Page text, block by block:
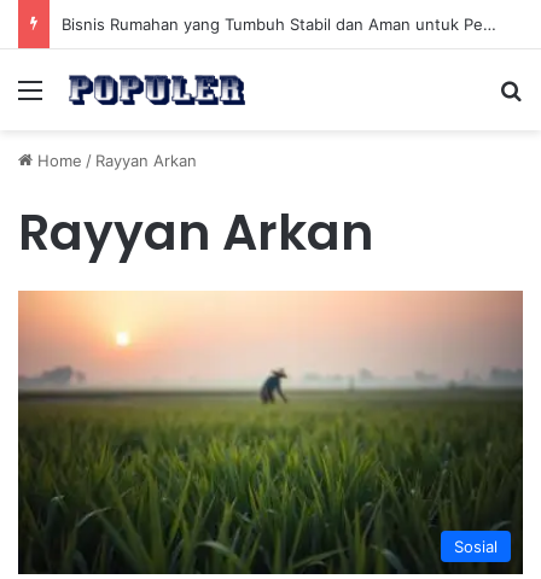
Bisnis Rumahan yang Tumbuh Stabil dan Aman untuk Pendapatan Jangka Panjang
Menu
Home / Rayyan Arkan
Rayyan Arkan
Sosial